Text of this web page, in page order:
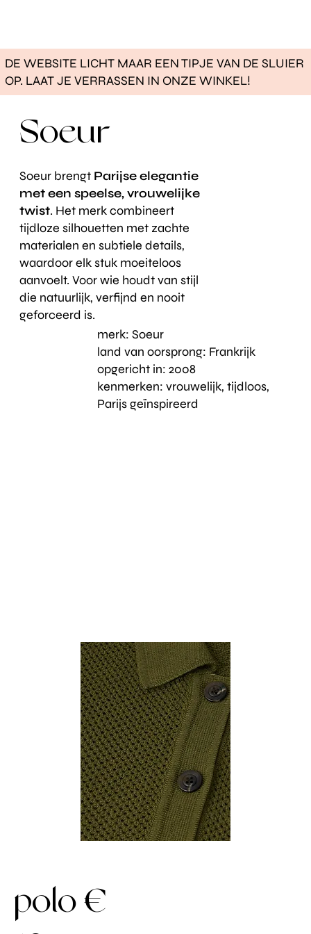
DE WEBSITE LICHT MAAR EEN TIPJE VAN DE SLUIER
OP. LAAT JE VERRASSEN IN ONZE WINKEL!
merk:​ Soeur
land van oorsprong: Frankrijk
​opgericht in: 2008
kenmerken: vrouwelijk, tijdloos,
Parijs geïnspireerd
Soeur
Soeur brengt Parijse elegantie
met een speelse, vrouwelijke
twist. Het merk combineert
tijdloze silhouetten met zachte
materialen en subtiele details,
waardoor elk stuk moeiteloos
aanvoelt. Voor wie houdt van stijl
die natuurlijk, verfijnd en nooit
geforceerd is.
polo €